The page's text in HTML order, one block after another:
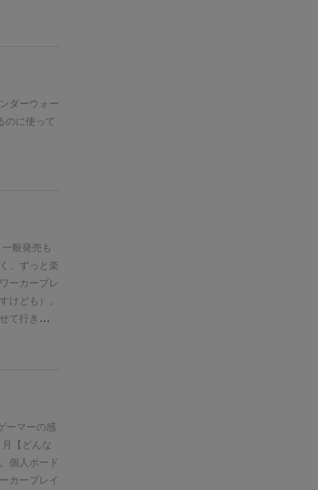
映えがいい
まわしが多
フォも同じ
かの方がテ
良いゲーム
設」
しにはゲ
ないといけ
。
金と手番順
ョンカード
感じてい
得してい
気がした。
ションが、
効果で連盟
じる。
ワー
いいに決
おざなりに
毎ラウンド
報酬も無
鋼鉄はアッ
だが、アク
お金はアク
かない。
ンダーウォー
のに使って
般発売も
、ずっと楽
ーカープレ
けども）。
て行き、拡
ふられてい
イルを配
ードの効果
というシス
合わない」
といった具
ーマーの感
【どんな
個人ボード
カープレイ